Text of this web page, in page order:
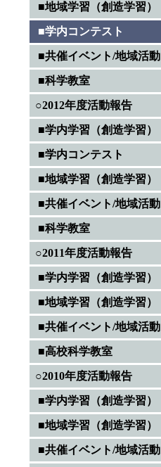
■地域学習（創造学習）
■学内コンテスト
■共催イベント/地域活動
■科学教室
○2012年度活動報告
■学内学習（創造学習）
■学内コンテスト
■地域学習（創造学習）
■共催イベント/地域活動
■科学教室
○2011年度活動報告
■学内学習（創造学習）
■地域学習（創造学習）
■共催イベント/地域活動
■高校科学教室
○2010年度活動報告
■学内学習（創造学習）
■地域学習（創造学習）
■共催イベント/地域活動